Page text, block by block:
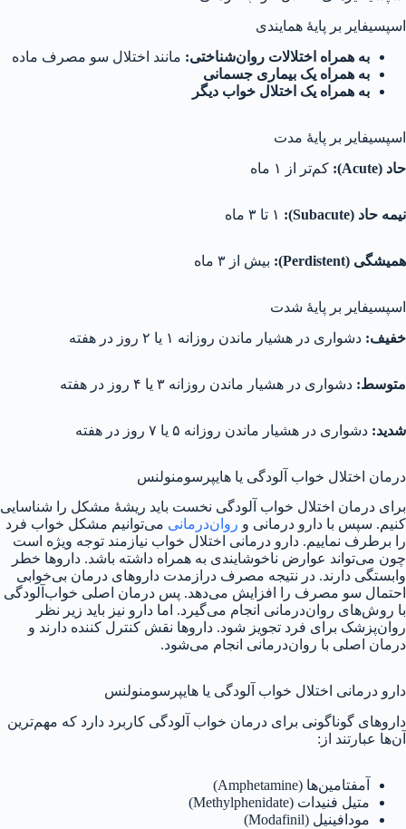
اسپسیفایر بر پایهٔ همایندی
به همراه اختلالات روان‌شناختی: مانند اختلال سو مصرف ماده
به همراه یک بیماری جسمانی
به همراه یک اختلال خواب دیگر
اسپسیفایر بر پایهٔ مدت
حاد (Acute
): کم‌تر از ۱ ماه
نیمه حاد (Subacute
):
همیشگی (Perdistent
): بیش از ۳ ماه
اسپسیفایر بر پایهٔ شدت
خفیف: دشواری در هشیار ماندن روزانه ۱ یا ۲ روز در هفته
متوسط: دشواری در هشیار ماندن روزانه ۳ یا ۴ روز در هفته
شدید: دشواری در هشیار ماندن روزانه ۵ یا ۷ روز در هفته
درمان اختلال خواب آلودگی یا هایپرسومنولنس
برای درمان اختلال خواب آلودگی نخست باید ریشهٔ مشکل را شناسایی
کنیم. سپس با دارو درمانی و روان‌درمانی می‌توانیم مشکل خواب فرد
را برطرف نماییم. دارو درمانی اختلال خواب نیازمند توجه ویژه است
چون می‌تواند عوارض ناخوشایندی به همراه داشته باشد. داروها خطر
وابستگی دارند. در نتیجه مصرف درازمدت داروهای درمان بی‌خوابی
احتمال سو مصرف را افزایش می‌دهد. پس درمان اصلی خواب‌آلودگی
با روش‌های روان‌درمانی انجام می‌گیرد. اما دارو نیز باید زیر نظر
روان‌پزشک برای فرد تجویز شود. داروها نقش کنترل کننده دارند و
درمان اصلی با روان‌درمانی انجام می‌شود.
دارو درمانی اختلال خواب آلودگی یا هایپرسومنولنس
داروهای گوناگونی برای درمان خواب آلودگی کاربرد دارد که مهم‌ترین
آن‌ها عبارتند از:
آمفتامین‌ها (Amphetamine)
متیل فنیدات (Methylphenidate)
مودافینیل (Modafinil)